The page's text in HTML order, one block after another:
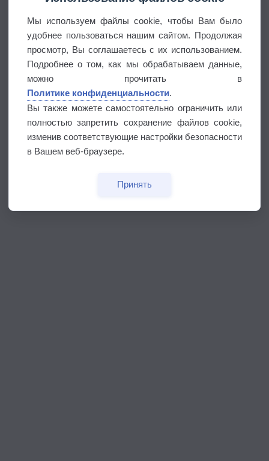
Мы используем файлы cookie, чтобы Вам было
удобнее пользоваться нашим сайтом. Продолжая
просмотр, Вы соглашаетесь с их использованием.
Подробнее о том, как мы обрабатываем данные,
можно прочитать в
Политике конфиденциальности.
Вы также можете самостоятельно ограничить или
полностью запретить сохранение файлов cookie,
изменив соответствующие настройки безопасности
в Вашем веб-браузере.
Принять